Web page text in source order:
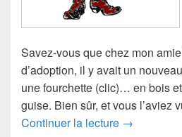
Savez-vous que chez mon
d’adoption, il y avait un
une fourchette (clic)… en bois
guise. Bien sûr, et vous l’aviez
Continuer la lecture Le
→